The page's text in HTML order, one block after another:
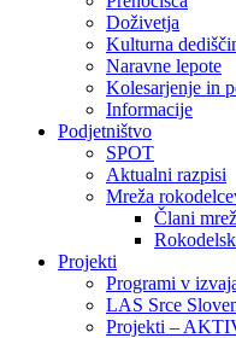
Doživetja
Kulturna
Naravne lepote
Kolesarjenje in
Informacije
Podjetništvo
SPOT
Aktualni razpisi
Mreža
Člani
Projekti
Programi v
LAS Srce
Projekti –